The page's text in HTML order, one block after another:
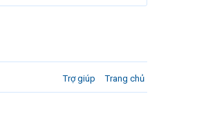
Trợ giúp Trang chủ